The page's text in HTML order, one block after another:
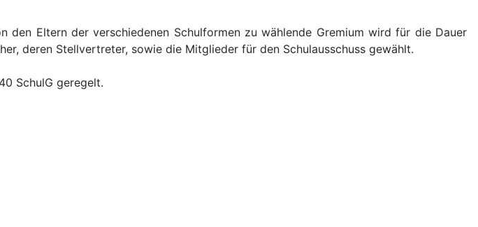
Eltern der verschiedenen Schulformen zu wählende Gremium wird für die Dauer
deren Stellvertreter, sowie die Mitglieder für den Schulausschuss gewählt.
SchulG geregelt.